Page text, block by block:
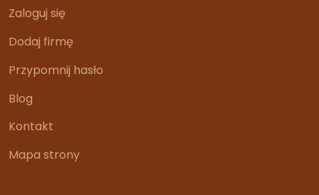
Zaloguj się
Dodaj firmę
Przypomnij hasło
Blog
Kontakt
Mapa strony